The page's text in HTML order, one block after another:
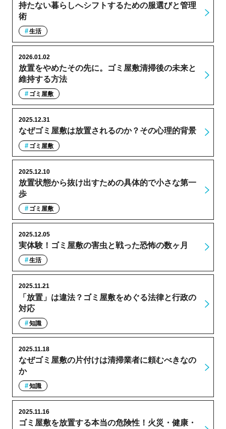
持たない暮らしへシフトするための服選びと管理
術
生活
放置をやめたその先に。ゴミ屋敷清掃後の未来と
維持する方法
2026.01.02
ゴミ屋敷
なぜゴミ屋敷は放置されるのか？その心理的背景
2025.12.31
ゴミ屋敷
放置状態から抜け出すための具体的で小さな第一
歩
2025.12.10
ゴミ屋敷
実体験！ゴミ屋敷の害虫と戦った恐怖の数ヶ月
2025.12.05
生活
「放置」は違法？ゴミ屋敷をめぐる法律と行政の
対応
2025.11.21
知識
なぜゴミ屋敷の片付けは清掃業者に頼むべきなの
か
2025.11.18
知識
ゴミ屋敷を放置する本当の危険性！火災・健康・
2025.11.16